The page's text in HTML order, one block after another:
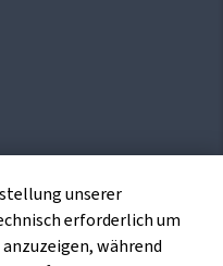
europäischen
unserer
erforderlich um
während